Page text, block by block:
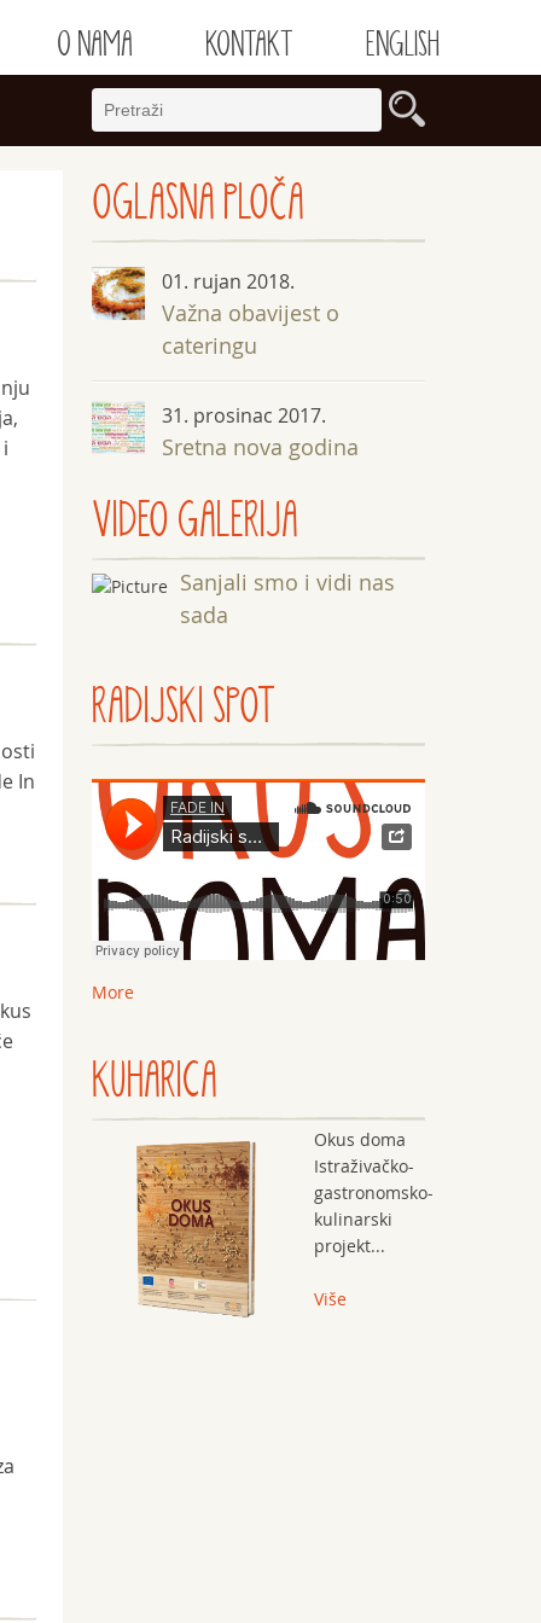
O NAMA KONTAKT ENGLISH
In
OGLASNA PLOČA
01. rujan 2018.
Važna obavijest o
cateringu
31. prosinac 2017.
Sretna nova godina
VIDEO GALERIJA
Sanjali smo i vidi nas
sada
RADIJSKI SPOT
More
KUHARICA
Okus doma
Istraživačko-
gastronomsko-
kulinarski
projekt...
Više